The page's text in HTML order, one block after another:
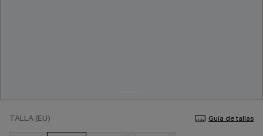
TALLA (EU) Guía de tallas